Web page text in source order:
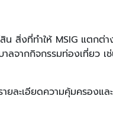
สิ่งที่ทำให้ MSIG แตกต่า
ากกิจกรรมท่องเที่ยว เ
ยละเอียดความคุ้มครองแ